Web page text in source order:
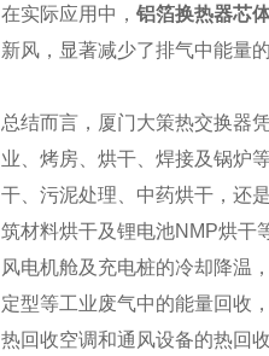
在实际应用中， 铝箔换热器芯
新风，显著减少了排气中能量的
总结而言，厦门大策热交换器
业、烤房、烘干、焊接及锅炉
干、污泥处理、中药烘干，还
筑材料烘干及锂电池NMP烘干
风电机舱及充电桩的冷却降温
定型等工业废气中的能量回收
热回收空调和通风设备的热回